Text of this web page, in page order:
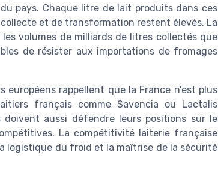
pays. Chaque litre de lait produits dans ces
et de transformation restent élevés. La
volumes de milliards de litres collectés que
de résister aux importations de fromages
rappellent que la France n’est plus
français comme Savencia ou Lactalis
doivent aussi défendre leurs positions sur le
La compétitivité laiterie française
logistique du froid et la maîtrise de la sécurité